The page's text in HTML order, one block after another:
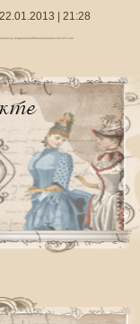
22.01.2013 | 21:28